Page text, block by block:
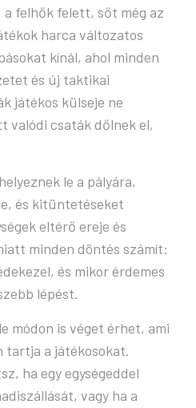
felhők felett, sőt még az
harca változatos
kínál, ahol minden
és új taktikai
játékos külseje ne
valódi csaták dőlnek el,
le a pályára,
és kitüntetéseket
eltérő ereje és
minden döntés számít:
és mikor érdemes
lépést.
módon is véget érhet, ami
tartja a játékosokat.
ha egy egységeddel
vagy ha a